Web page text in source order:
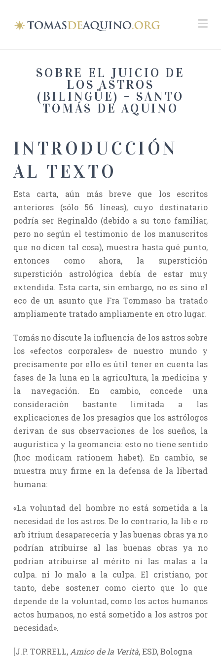
SOBRE EL JUICIO DE
LOS ASTROS
(BILINGÜE) – SANTO
TOMÁS DE AQUINO
INTRODUCCIÓN
AL TEXTO
Esta carta, aún más breve que los escritos
anteriores (sólo 56 líneas), cuyo destinatario
podría ser Reginaldo (debido a su tono familiar,
pero no según el testimonio de los manuscritos
que no dicen tal cosa), muestra hasta qué punto,
entonces como ahora, la superstición
superstición astrológica debía de estar muy
extendida. Esta carta, sin embargo, no es sino el
eco de un asunto que Fra Tommaso ha tratado
ampliamente tratado ampliamente en otro lugar.
Tomás no discute la influencia de los astros sobre
los «efectos corporales» de nuestro mundo y
precisamente por ello es útil tener en cuenta las
fases de la luna en la agricultura, la medicina y
la navegación. En cambio, concede una
consideración bastante limitada a las
explicaciones de los presagios que los astrólogos
derivan de sus observaciones de los sueños, la
augurística y la geomancia: esto no tiene sentido
(hoc modicam rationem habet). En cambio, se
muestra muy firme en la defensa de la libertad
humana:
«La voluntad del hombre no está sometida a la
necesidad de los astros. De lo contrario, la lib e ro
arb itrium desaparecería y las buenas obras ya no
podrían atribuirse al las buenas obras ya no
podrían atribuirse al mérito ni las malas a la
culpa. ni lo malo a la culpa. El cristiano, por
tanto, debe sostener como cierto que lo que
depende de la voluntad, como los actos humanos
actos humanos, no está sometido a los astros por
necesidad».
[J.P. TORRELL, Amico de la Verità, ESD, Bologna